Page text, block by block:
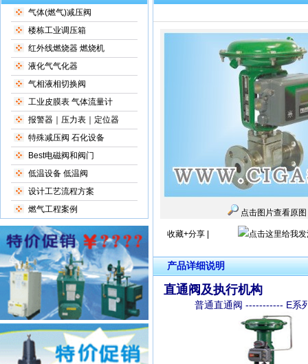
气体(燃气)减压阀
楼栋工业调压箱
红外线燃烧器 燃烧机
液化气气化器
气相液相切换阀
工业皮膜表 气体流量计
报警器｜压力表｜定位器
特殊减压阀 石化设备
Best电磁阀和阀门
低温设备 低温阀
设计工艺流程方案
燃气工程案例
点击图片查看原图
收藏+分享
产品详细说明
直通阀及执行机构
普通直通阀 ----------- E系